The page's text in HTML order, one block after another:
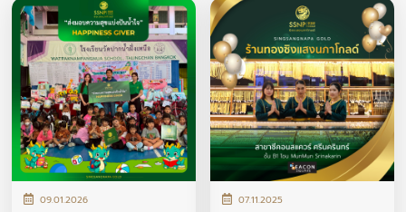
09.01.2026 07.11.2025